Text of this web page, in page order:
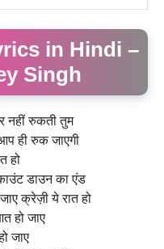
in Hindi –
Singh
नहीं रुकती तुम
ही रुक जाएगी
हो
डाउन का एंड
क्रेज़ी ये रात हो
हो जाए
जाए